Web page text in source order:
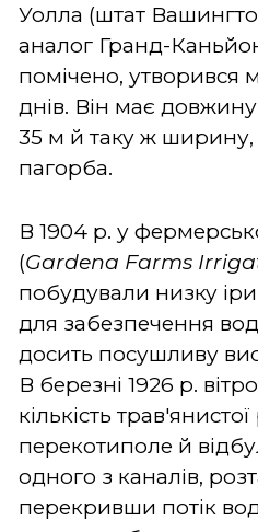
Уолла (штат
аналог Гранд-
помічено, утворився
днів. Він має
35 м й таку ж
пагорба.
В 1904 р. у
(Gardena Farms
побудували низку
для забезпечення
досить посушливу
В березні 1926 р.
кількість
перекотиполе й
одного з каналів,
перекривши потік